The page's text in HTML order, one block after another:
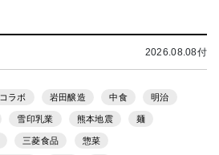
2026.08.08付
コラボ 岩田醸造 中食 明治
雪印乳業 熊本地震 麺
三菱食品 惣菜